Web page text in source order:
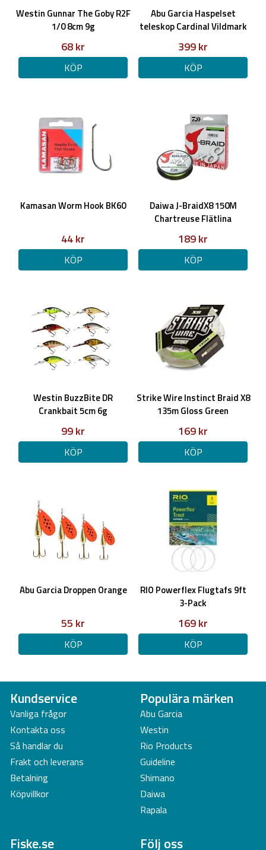
Westin Gunnar The Goby R2F
1/0 8cm 9g
68 kr
KÖP
Abu Garcia Haspelset
teleskop Cardinal Vildmark
399 kr
KÖP
Kamasan Worm Hook BK60
44 kr
KÖP
Daiwa J-BraidX8 150M
Chartreuse Flätlina
189 kr
KÖP
Westin BuzzBite DR
Crankbait 5cm 6g
99 kr
KÖP
Strike Wire Instinct Braid X8
135m Gloss Green
169 kr
KÖP
Abu Garcia Droppen Orange
55 kr
KÖP
RIO Powerflex Flugtafs 9ft
3-Pack
169 kr
KÖP
Kundservice
Vanliga frågor
Kontakta oss
Så handlar du
Frakt och leverans
Betalning
Köpvillkor
Populära märken
Abu Garcia
Westin
Rio Products
Guideline
Shimano
Daiwa
Rapala
Fiske.se Följ oss